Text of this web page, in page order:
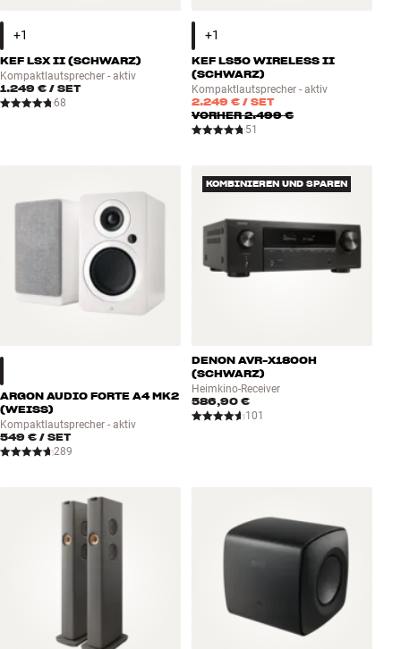
KEF LSX II (SCHWARZ)
Kompaktlautsprecher - aktiv
1.249 € / SET
68
KEF LS50 WIRELESS II
(SCHWARZ)
Kompaktlautsprecher - aktiv
2.249 € / SET
VORHER2.499 €
51
ARGON AUDIO FORTE A4 MK2
(WEISS)
Kompaktlautsprecher - aktiv
549 € / SET
289
KOMBINIEREN UND SPAREN
DENON AVR-X1800H
(SCHWARZ)
Heimkino-Receiver
586,90 €
101